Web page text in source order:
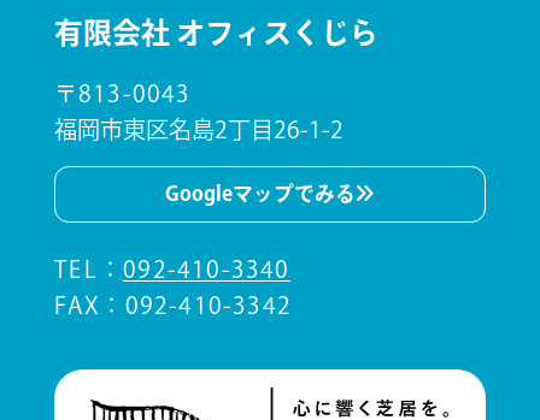
有限会社 オフィスくじら
〒813-0043
福岡市東区名島2丁目26-1-2
Googleマップでみる
TEL ：092-410-3340
FAX：092-410-3342